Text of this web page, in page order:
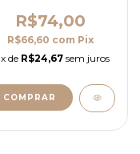
R$74,00
R$66,60 com Pix
x de R$24,67 sem juros
COMPRAR